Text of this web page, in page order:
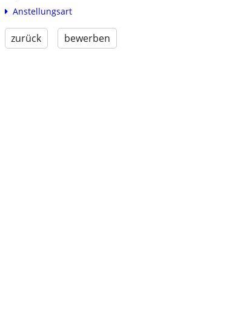
Anstellungsart
zurück bewerben